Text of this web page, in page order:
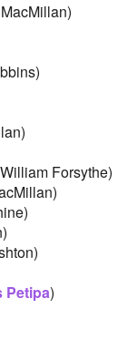
Forsythe)
Petipa)